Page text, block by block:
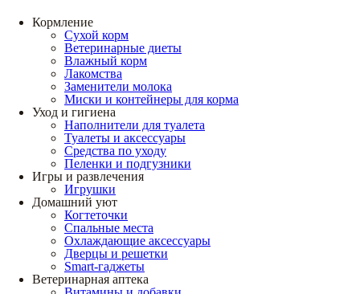
Кормление
Сухой корм
Ветеринарные диеты
Влажный корм
Лакомства
Заменители молока
Миски и контейнеры для корма
Уход и гигиена
Наполнители для туалета
Туалеты и аксессуары
Средства по уходу
Пеленки и подгузники
Игры и развлечения
Игрушки
Домашний уют
Когтеточки
Спальные места
Охлаждающие аксессуары
Дверцы и решетки
Smart-гаджеты
Ветеринарная аптека